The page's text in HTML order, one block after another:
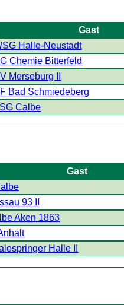
Gast
Halle-Neustadt
Chemie Bitterfeld
Merseburg II
Bad Schmiedeberg
Calbe
Gast
93 II
Aken 1863
Halle II